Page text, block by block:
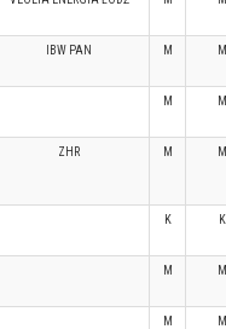
IBW PAN M
M
ZHR M
K
M
M